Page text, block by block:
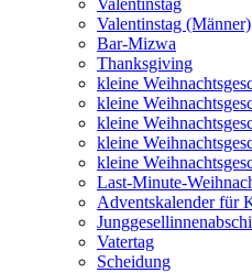
Valentinstag
Valentinstag (Männer)
Bar-Mizwa
Thanksgiving
kleine
kleine
kleine
kleine
kleine
Last-Minute-
Adventskalender für
Vatertag
Scheidung